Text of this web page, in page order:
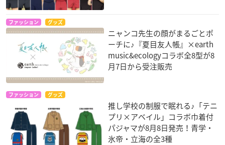
ファッション グッズ
ニャンコ先生の顔がまるごとポ
ーチに♪『夏目友人帳』×earth
music&ecologyコラボ全8型が8
月7日から受注販売
ファッション グッズ
推し学校の制服で眠れる♪「テニ
プリ×アベイル」コラボ巾着付
パジャマが8月8日発売！青学・
氷帝・立海の全3種